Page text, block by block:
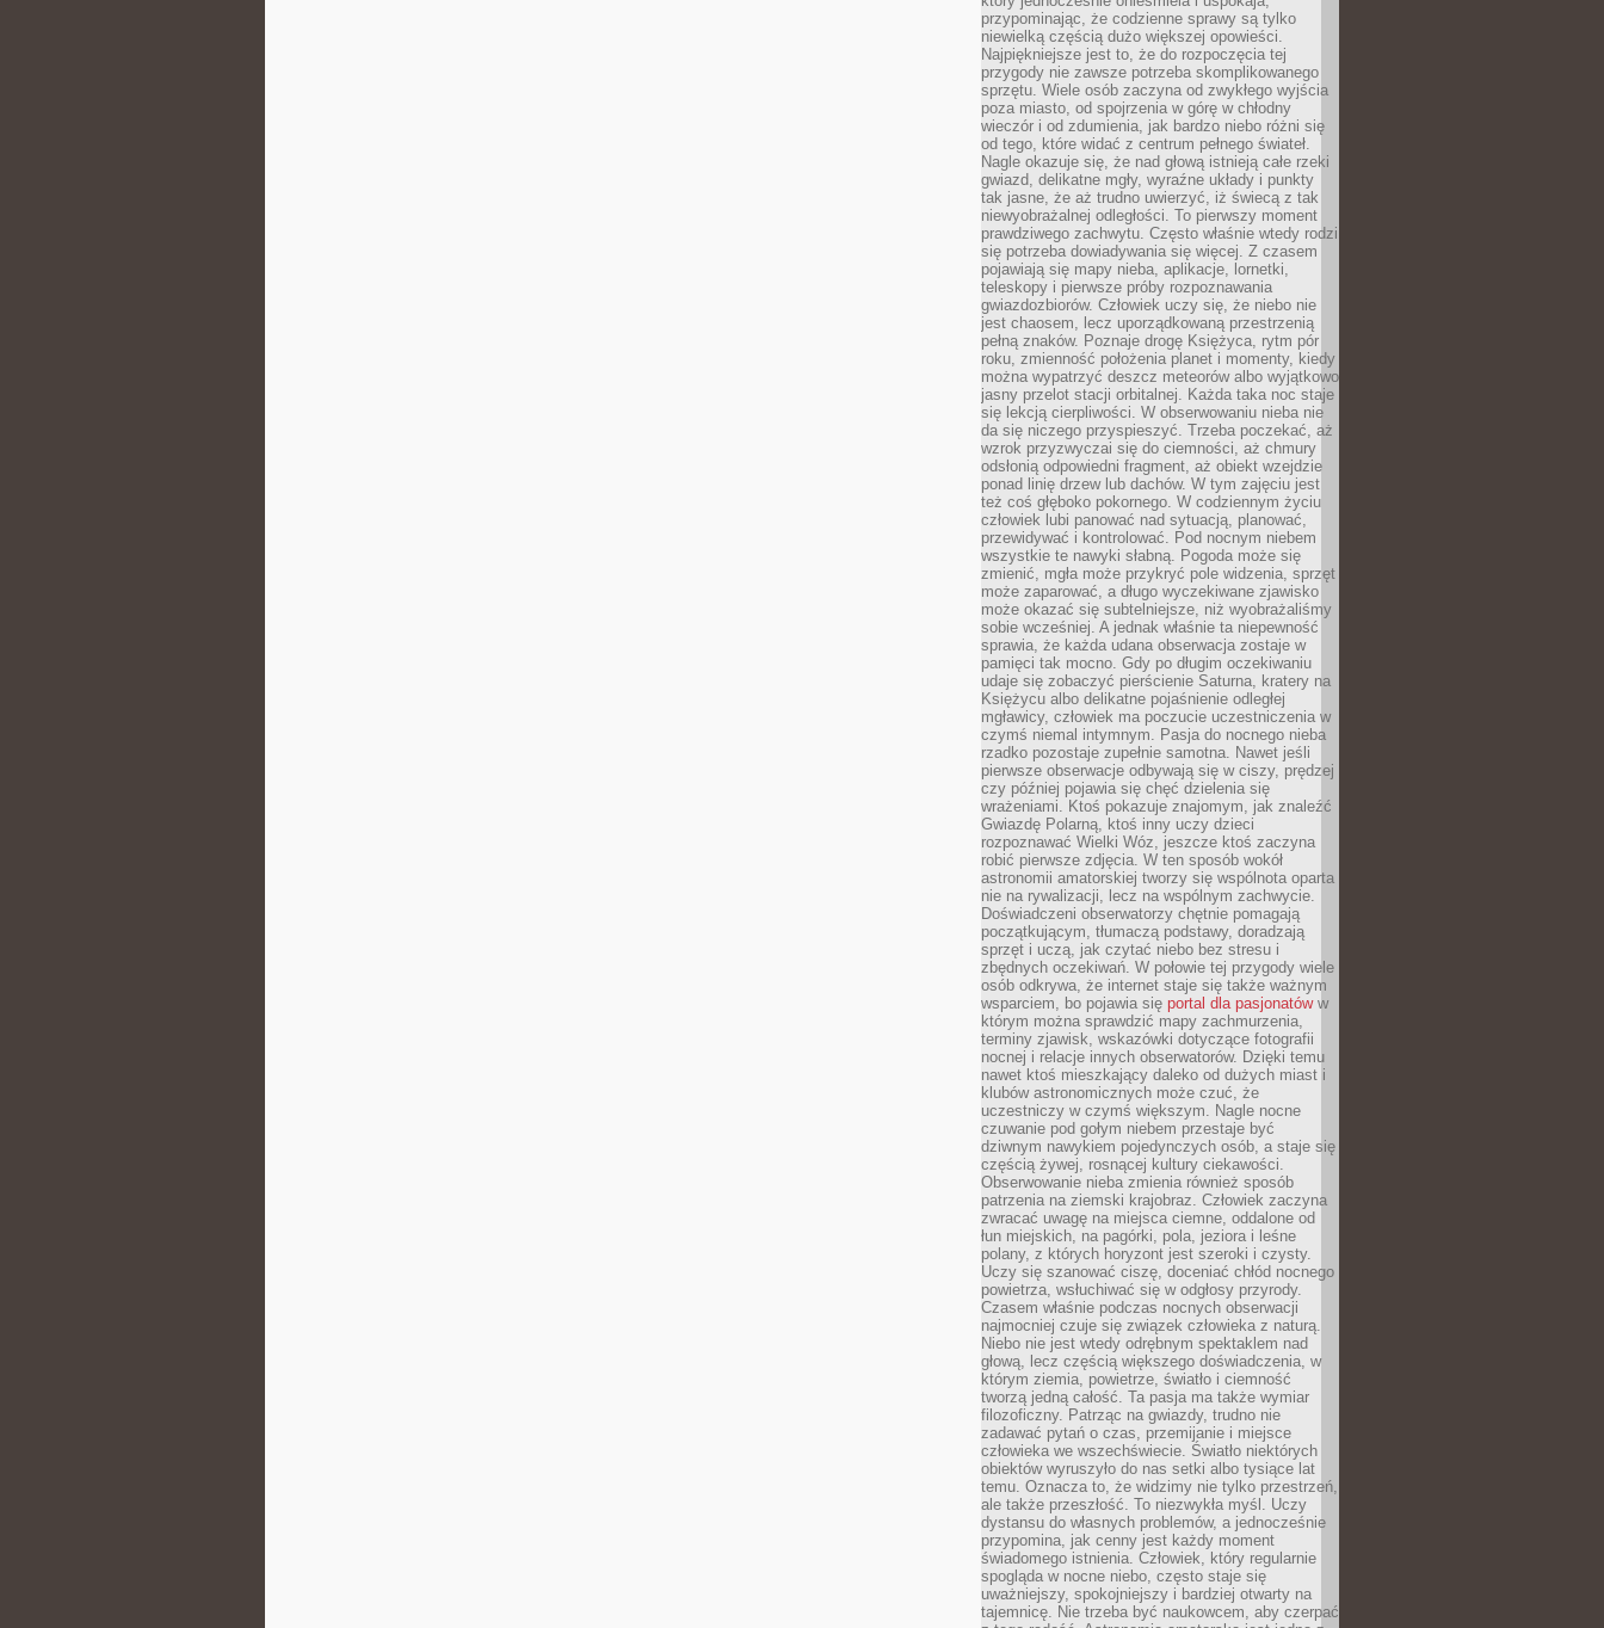
przypominając, że codzienne sprawy są tylko
niewielką częścią dużo większej opowieści.
Najpiękniejsze jest to, że do rozpoczęcia tej
przygody nie zawsze potrzeba skomplikowanego
sprzętu. Wiele osób zaczyna od zwykłego wyjścia
poza miasto, od spojrzenia w górę w chłodny
wieczór i od zdumienia, jak bardzo niebo różni się
od tego, które widać z centrum pełnego świateł.
Nagle okazuje się, że nad głową istnieją całe rzeki
gwiazd, delikatne mgły, wyraźne układy i punkty
tak jasne, że aż trudno uwierzyć, iż świecą z tak
niewyobrażalnej odległości. To pierwszy moment
prawdziwego zachwytu. Często właśnie wtedy rodzi
się potrzeba dowiadywania się więcej. Z czasem
pojawiają się mapy nieba, aplikacje, lornetki,
teleskopy i pierwsze próby rozpoznawania
gwiazdozbiorów. Człowiek uczy się, że niebo nie
jest chaosem, lecz uporządkowaną przestrzenią
pełną znaków. Poznaje drogę Księżyca, rytm pór
roku, zmienność położenia planet i momenty, kiedy
można wypatrzyć deszcz meteorów albo wyjątkowo
jasny przelot stacji orbitalnej. Każda taka noc staje
się lekcją cierpliwości. W obserwowaniu nieba nie
da się niczego przyspieszyć. Trzeba poczekać, aż
wzrok przyzwyczai się do ciemności, aż chmury
odsłonią odpowiedni fragment, aż obiekt wzejdzie
ponad linię drzew lub dachów. W tym zajęciu jest
też coś głęboko pokornego. W codziennym życiu
człowiek lubi panować nad sytuacją, planować,
przewidywać i kontrolować. Pod nocnym niebem
wszystkie te nawyki słabną. Pogoda może się
zmienić, mgła może przykryć pole widzenia, sprzęt
może zaparować, a długo wyczekiwane zjawisko
może okazać się subtelniejsze, niż wyobrażaliśmy
sobie wcześniej. A jednak właśnie ta niepewność
sprawia, że każda udana obserwacja zostaje w
pamięci tak mocno. Gdy po długim oczekiwaniu
udaje się zobaczyć pierścienie Saturna, kratery na
Księżycu albo delikatne pojaśnienie odległej
mgławicy, człowiek ma poczucie uczestniczenia w
czymś niemal intymnym. Pasja do nocnego nieba
rzadko pozostaje zupełnie samotna. Nawet jeśli
pierwsze obserwacje odbywają się w ciszy, prędzej
czy później pojawia się chęć dzielenia się
wrażeniami. Ktoś pokazuje znajomym, jak znaleźć
Gwiazdę Polarną, ktoś inny uczy dzieci
rozpoznawać Wielki Wóz, jeszcze ktoś zaczyna
robić pierwsze zdjęcia. W ten sposób wokół
astronomii amatorskiej tworzy się wspólnota oparta
nie na rywalizacji, lecz na wspólnym zachwycie.
Doświadczeni obserwatorzy chętnie pomagają
początkującym, tłumaczą podstawy, doradzają
sprzęt i uczą, jak czytać niebo bez stresu i
zbędnych oczekiwań. W połowie tej przygody wiele
osób odkrywa, że internet staje się także ważnym
wsparciem, bo pojawia się portal dla pasjonatóww
którym można sprawdzić mapy zachmurzenia,
terminy zjawisk, wskazówki dotyczące fotografii
nocnej i relacje innych obserwatorów. Dzięki temu
nawet ktoś mieszkający daleko od dużych miast i
klubów astronomicznych może czuć, że
uczestniczy w czymś większym. Nagle nocne
czuwanie pod gołym niebem przestaje być
dziwnym nawykiem pojedynczych osób, a staje się
częścią żywej, rosnącej kultury ciekawości.
Obserwowanie nieba zmienia również sposób
patrzenia na ziemski krajobraz. Człowiek zaczyna
zwracać uwagę na miejsca ciemne, oddalone od
łun miejskich, na pagórki, pola, jeziora i leśne
polany, z których horyzont jest szeroki i czysty.
Uczy się szanować ciszę, doceniać chłód nocnego
powietrza, wsłuchiwać się w odgłosy przyrody.
Czasem właśnie podczas nocnych obserwacji
najmocniej czuje się związek człowieka z naturą.
Niebo nie jest wtedy odrębnym spektaklem nad
głową, lecz częścią większego doświadczenia, w
którym ziemia, powietrze, światło i ciemność
tworzą jedną całość. Ta pasja ma także wymiar
filozoficzny. Patrząc na gwiazdy, trudno nie
zadawać pytań o czas, przemijanie i miejsce
człowieka we wszechświecie. Światło niektórych
obiektów wyruszyło do nas setki albo tysiące lat
temu. Oznacza to, że widzimy nie tylko przestrzeń,
ale także przeszłość. To niezwykła myśl. Uczy
dystansu do własnych problemów, a jednocześnie
przypomina, jak cenny jest każdy moment
świadomego istnienia. Człowiek, który regularnie
spogląda w nocne niebo, często staje się
uważniejszy, spokojniejszy i bardziej otwarty na
tajemnicę. Nie trzeba być naukowcem, aby czerpać